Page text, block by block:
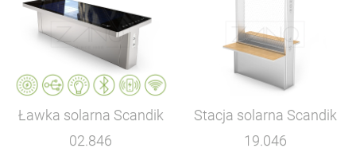
Ławka solarna Scandik
02.846
Stacja solarna Scandik
19.046